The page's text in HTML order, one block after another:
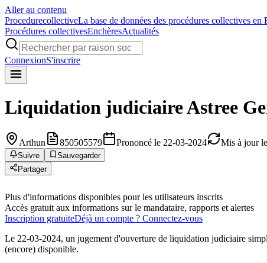
Aller au contenu
ProcedurecollectiveLa base de données des procédures collectives en
Procédures collectivesEnchèresActualités
ConnexionS'inscrire
Liquidation judiciaireAstree
Arthun 850505579 Prononcé le 22-03-2024 Mis à jour
Suivre
Sauvegarder
Partager
Plus d'informations disponibles pour les utilisateurs inscrits
Accès gratuit aux informations sur le mandataire, rapports et alertes
Inscription gratuiteDéjà un compte ? Connectez-vous
Le 22-03-2024, un jugement d'ouverture de liquidation judiciaire
(encore) disponible.